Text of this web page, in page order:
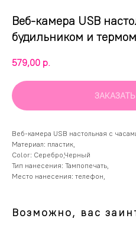
Веб-камера USB
будильником и
579,00 р.
Веб-камера USB настольная с
Материал: пластик,
Color: Серебро,Черный
Тип нанесения: Тампопечать,
Место нанесения: телефон,
Возможно, вас